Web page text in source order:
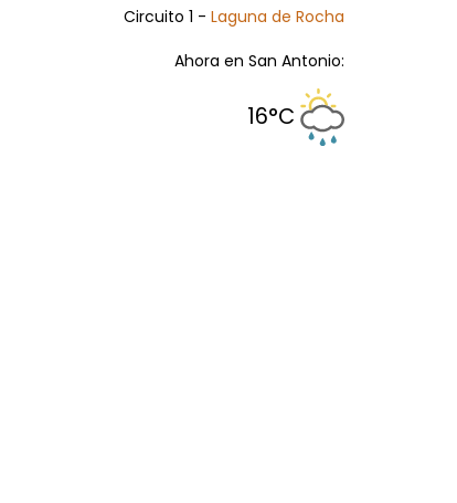
Circuito 1 - Laguna de Rocha
Ahora en San Antonio:
16°C